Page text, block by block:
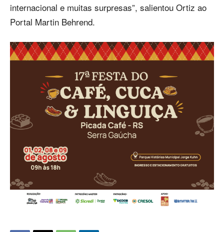
internacional e muitas surpresas”, salientou Ortiz ao
Portal Martin Behrend.